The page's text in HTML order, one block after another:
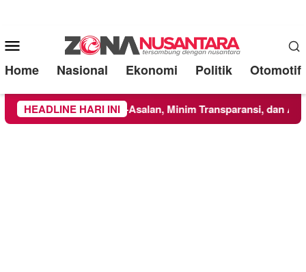
Mobile
Menu
Home Nasional Ekonomi Politik Otomotif
HEADLINE HARI INI
Asal-Asalan, Minim Transparansi, dan Abaikan K3